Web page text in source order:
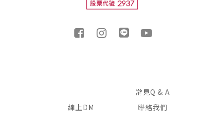
線上DM
常見Q & A
聯絡我們